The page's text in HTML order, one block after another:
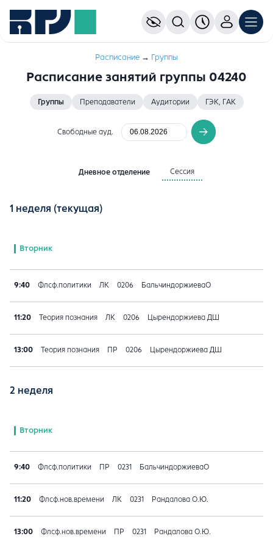
Расписание → Группы
Расписание занятий группы 04240
Группы Преподаватели Аудитории ГЭК, ГАК
Свободные ауд.
Дневное отделение Сессия
1 неделя (текущая)
Вторник
9:40 Флсф.политики ЛК 0206 БальчиндоржиеваО
11:20 Теория познания ЛК 0206 Цырендоржиева ДШ
13:00 Теория познания ПР 0206 Цырендоржиева ДШ
2 неделя
Вторник
9:40 Флсф.политики ПР 0231 БальчиндоржиеваО
11:20 Флсф.нов.времени ЛК 0231 Рандалова О.Ю.
13:00 Флсф.нов.времени ПР 0231 Рандалова О.Ю.